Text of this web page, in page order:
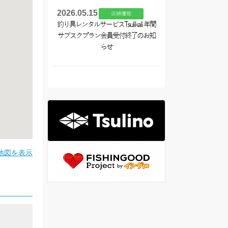
図を表示
2026.05.15 店舗情報
釣り具レンタルサービスTsulikali 年間
サブスクプラン会員受付終了のお知
らせ